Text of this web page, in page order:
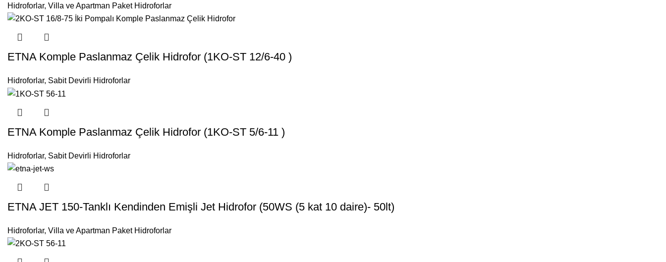
Hidroforlar, Villa ve Apartman Paket Hidroforlar
ETNA Komple Paslanmaz Çelik Hidrofor (1KO-ST 12/6-40 )
Hidroforlar, Sabit Devirli Hidroforlar
ETNA Komple Paslanmaz Çelik Hidrofor (1KO-ST 5/6-11 )
Hidroforlar, Sabit Devirli Hidroforlar
ETNA JET 150-Tanklı Kendinden Emişli Jet Hidrofor (50WS (5 kat 10 daire)- 50lt)
Hidroforlar, Villa ve Apartman Paket Hidroforlar